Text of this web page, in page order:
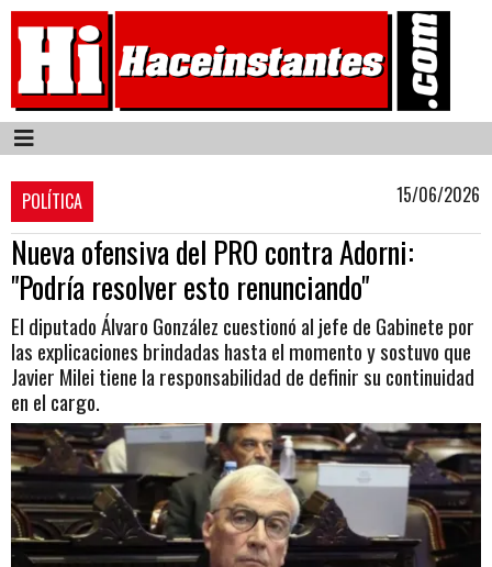
POLÍTICA 15/06/2026
Nueva ofensiva del PRO contra Adorni:
"Podría resolver esto renunciando"
El diputado Álvaro González cuestionó al jefe de Gabinete por
las explicaciones brindadas hasta el momento y sostuvo que
Javier Milei tiene la responsabilidad de definir su continuidad
en el cargo.